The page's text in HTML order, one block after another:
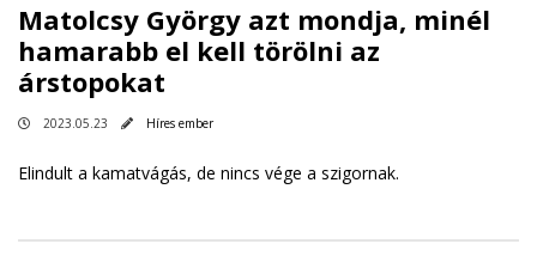
Matolcsy György azt mondja, minél
hamarabb el kell törölni az
árstopokat
2023.05.23 Híres ember
Elindult a kamatvágás, de nincs vége a szigornak.